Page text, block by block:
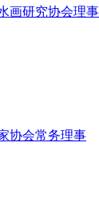
画研究协会理事
协会常务理事